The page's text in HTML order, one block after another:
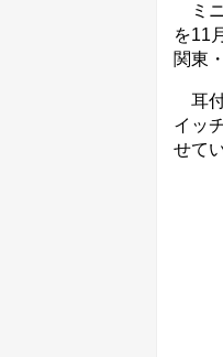
ミニ
を11
関東
耳付
イッ
せて